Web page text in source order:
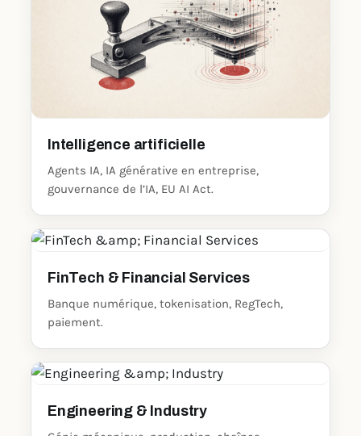
Intelligence artificielle
Agents IA, IA générative en entreprise,
gouvernance de l’IA, EU AI Act.
FinTech & Financial Services
Banque numérique, tokenisation, RegTech,
paiement.
Engineering & Industry